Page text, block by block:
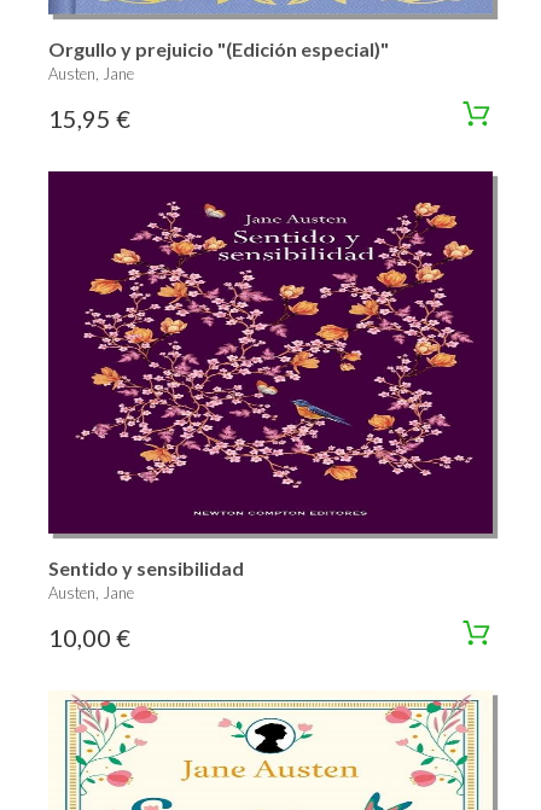
Orgullo y prejuicio "(Edición especial)"
Austen, Jane
15,95 €
Sentido y sensibilidad
Austen, Jane
10,00 €